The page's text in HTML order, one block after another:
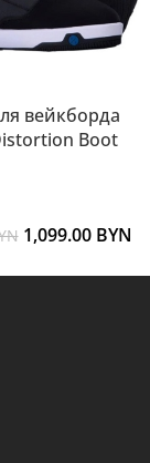
вейкборда
Boot
1,099.00 BYN